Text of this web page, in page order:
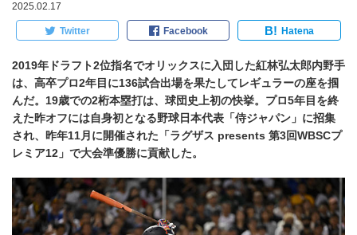
2025.02.17
Twitter Facebook B! Hatena
2019年ドラフト2位指名でオリックスに入団した紅林弘太郎内野手
は、高卒プロ2年目に136試合出場を果たしてレギュラーの座を掴
んだ。19歳での2桁本塁打は、球団史上初の快挙。プロ5年目を終
えた昨オフには自身初となる野球日本代表「侍ジャパン」に招集
され、昨年11月に開催された「ラグザス presents 第3回WBSCプ
レミア12」で大会準優勝に貢献した。